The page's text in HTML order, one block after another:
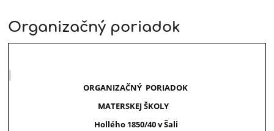
Organizačný poriadok
ORGANIZAČNÝ PORIADOK
MATERSKEJ ŠKOLY
Hollého 1850/40 v Šali